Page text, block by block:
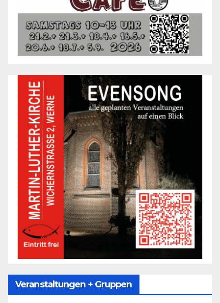
Veranstaltungen + Gruppen